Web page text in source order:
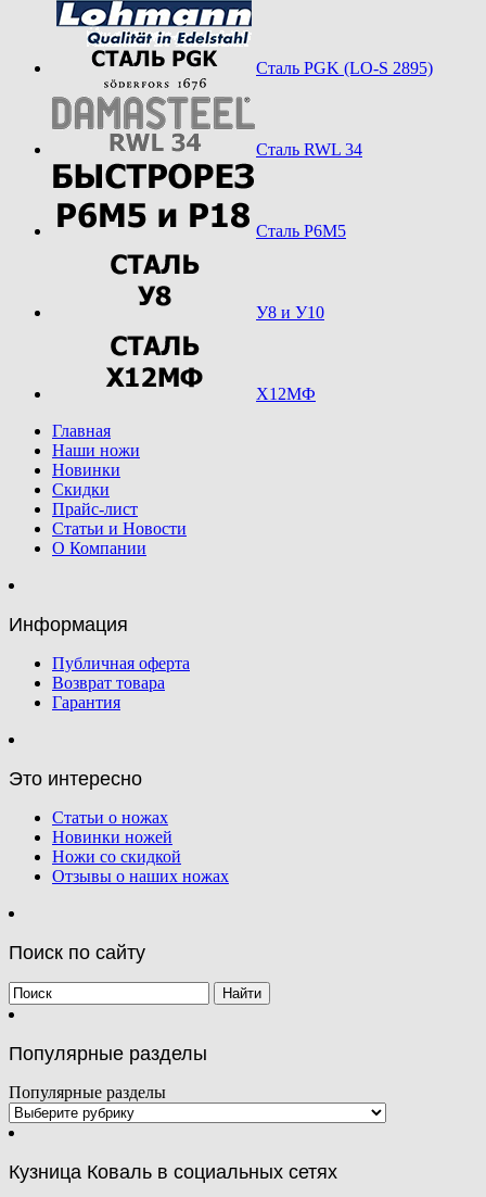
Сталь PGK (LO-S 2895)
Сталь RWL 34
Сталь Р6М5
У8 и У10
Х12МФ
Главная
Наши ножи
Новинки
Скидки
Прайс-лист
Статьи и Новости
О Компании
Информация
Публичная оферта
Возврат товара
Гарантия
Это интересно
Статьи о ножах
Новинки ножей
Ножи со скидкой
Отзывы о наших ножах
Поиск по сайту
Популярные разделы
Популярные разделы
Кузница Коваль в социальных сетях